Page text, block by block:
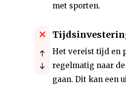
met sporten.
Het vereist tijd en
regelmatig naar
gaan. Dit kan een